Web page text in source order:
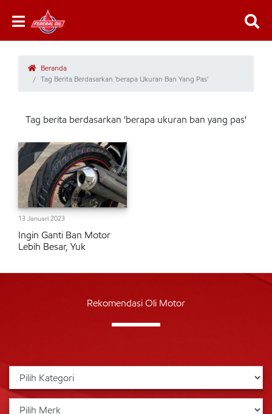
Beranda
Tag Berita Berdasarkan 'berapa Ukuran Ban Yang Pas'
Tag berita berdasarkan 'berapa ukuran ban yang pas'
13 Januari 2023
Ingin Ganti Ban Motor
Lebih Besar, Yuk
Rekomendasi Oli Motor